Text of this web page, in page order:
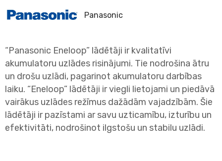
Panasonic
“Panasonic Eneloop” lādētāji ir kvalitatīvi
akumulatoru uzlādes risinājumi. Tie nodrošina ātru
un drošu uzlādi, pagarinot akumulatoru darbības
laiku. “Eneloop” lādētāji ir viegli lietojami un piedāvā
vairākus uzlādes režīmus dažādām vajadzībām. Šie
lādētāji ir pazīstami ar savu uzticamību, izturību un
efektivitāti, nodrošinot ilgstošu un stabilu uzlādi.